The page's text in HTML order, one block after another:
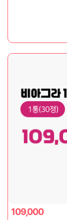
109,000